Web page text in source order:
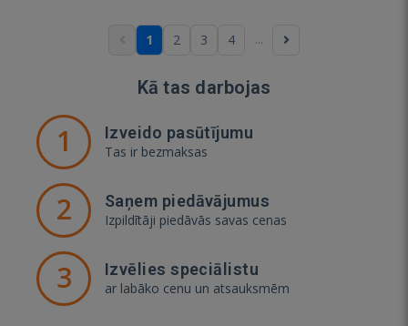
1 2 3 4 ...
Kā tas darbojas
1 Izveido pasūtījumu
Tas ir bezmaksas
2 Saņem piedāvājumus
Izpildītāji piedāvās savas cenas
3 Izvēlies speciālistu
ar labāko cenu un atsauksmēm